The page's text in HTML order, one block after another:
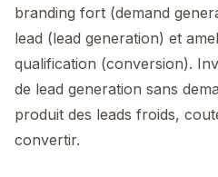
branding fort (demand
lead (lead generation) et
qualification (conversion).
de lead generation sans
produit des leads froids,
convertir.